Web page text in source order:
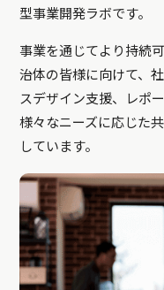
型事業開発ラボです。
事業を通じてより持続
治体の皆様に向けて、
スデザイン支援、レポ
様々なニーズに応じた
しています。